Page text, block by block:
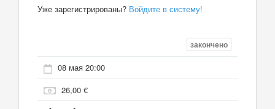
Уже зарегистрированы? Войдите в систему!
закончено
08 мая 20:00
26,00 €